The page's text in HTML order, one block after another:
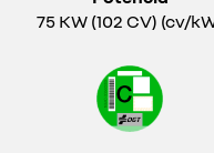
75 KW (102 CV) (cv/